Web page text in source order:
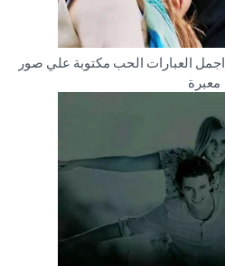
احلى الصور الرومانسيه 2018 اجمل العبارات الحب مكتوبة علي صور
معبرة